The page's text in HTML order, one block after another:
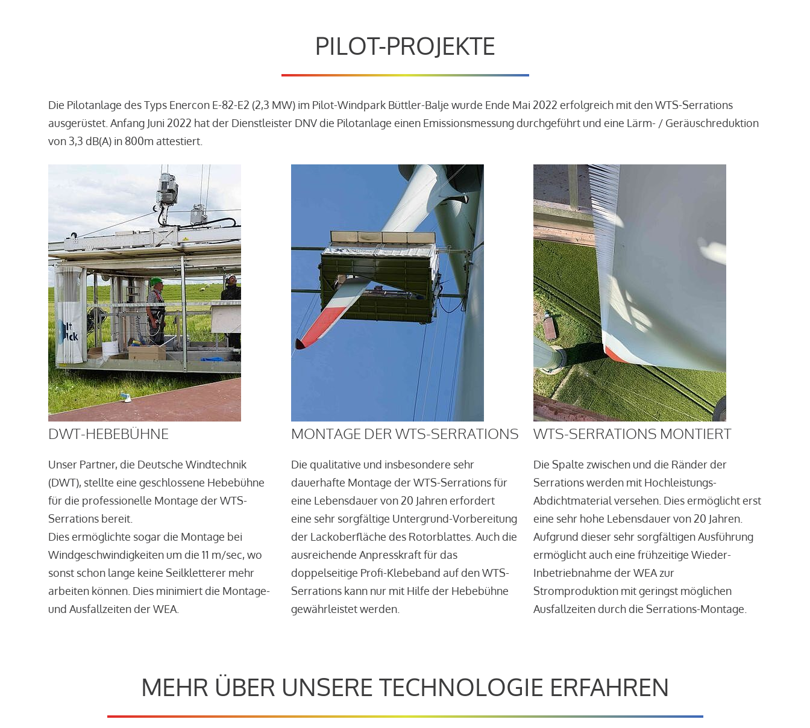
PILOT-PROJEKTE
Die Pilotanlage des Typs Enercon E-82-E2 (2,3 MW) im Pilot-Windpark Büttler-Balje wurde Ende Mai 2022 erfolgreich mit den WTS-Serrations
ausgerüstet. Anfang Juni 2022 hat der Dienstleister DNV die Pilotanlage einen Emissionsmessung durchgeführt und eine Lärm- / Geräuschreduktion
von 3,3 dB(A) in 800m attestiert.
DWT-HEBEBÜHNE
Unser Partner, die Deutsche Windtechnik
(DWT), stellte eine geschlossene Hebebühne
für die professionelle Montage der WTS-
Serrations bereit.
Dies ermöglichte sogar die Montage bei
Windgeschwindigkeiten um die 11 m/sec, wo
sonst schon lange keine Seilkletterer mehr
arbeiten können. Dies minimiert die Montage-
und Ausfallzeiten der WEA.
MONTAGE DER WTS-SERRATIONS
Die qualitative und insbesondere sehr
dauerhafte Montage der WTS-Serrations für
eine Lebensdauer von 20 Jahren erfordert
eine sehr sorgfältige Untergrund-Vorbereitung
der Lackoberfläche des Rotorblattes. Auch die
ausreichende Anpresskraft für das
doppelseitige Profi-Klebeband auf den WTS-
Serrations kann nur mit Hilfe der Hebebühne
gewährleistet werden.
WTS-SERRATIONS MONTIERT
Die Spalte zwischen und die Ränder der
Serrations werden mit Hochleistungs-
Abdichtmaterial versehen. Dies ermöglicht erst
eine sehr hohe Lebensdauer von 20 Jahren.
Aufgrund dieser sehr sorgfältigen Ausführung
ermöglicht auch eine frühzeitige Wieder-
Inbetriebnahme der WEA zur
Stromproduktion mit geringst möglichen
Ausfallzeiten durch die Serrations-Montage.
MEHR ÜBER UNSERE TECHNOLOGIE ERFAHREN